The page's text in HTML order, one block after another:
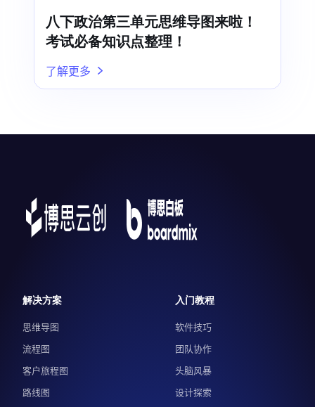
八下政治第三单元思维导图来啦！
考试必备知识点整理！
了解更多
解决方案
思维导图
流程图
客户旅程图
路线图
入门教程
软件技巧
团队协作
头脑风暴
设计探索